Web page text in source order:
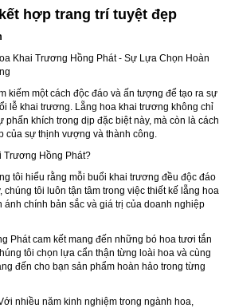
hợp trang trí tuyệt đẹp
Khai Trương Hồng Phát - Sự Lựa Chọn Hoàn
kiếm một cách độc đáo và ấn tượng để tạo ra sự
lễ khai trương. Lẵng hoa khai trương không chỉ
phấn khích trong dịp đặc biệt này, mà còn là cách
của sự thịnh vượng và thành công.
Trương Hồng Phát?
tôi hiểu rằng mỗi buổi khai trương đều độc đáo
chúng tôi luôn tận tâm trong việc thiết kế lẵng hoa
ánh chính bản sắc và giá trị của doanh nghiệp
Phát cam kết mang đến những bó hoa tươi tắn
tôi chọn lựa cẩn thận từng loài hoa và cùng
đến cho bạn sản phẩm hoàn hảo trong từng
nhiều năm kinh nghiệm trong ngành hoa,